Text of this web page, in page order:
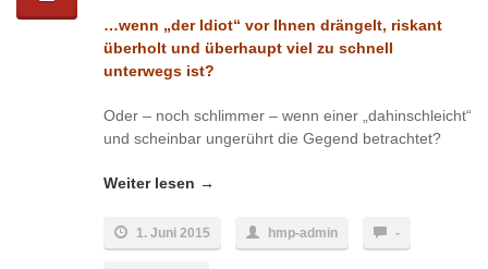
…wenn „der Idiot“ vor Ihnen drängelt, riskant
überholt und überhaupt viel zu schnell
unterwegs ist?
Oder – noch schlimmer – wenn einer „dahinschleicht“
und scheinbar ungerührt die Gegend betrachtet?
Weiter lesen →
1. Juni 2015 hmp-admin -